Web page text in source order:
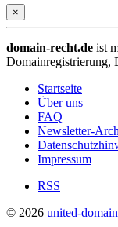
×
domain-recht.de ist
Domainregistrierung,
Startseite
Über uns
FAQ
Newsletter-
Impressum
RSS
© 2026 united-